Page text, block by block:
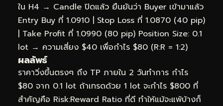
ใน H4 → Candle ปิดแล้ว ยืนยันว่า Buyer เข้ามาแล้ว
Entry Buy ที่ 1.0910 | Stop Loss ที่ 1.0870 (40 pip)
| Take Profit ที่ 1.0990 (80 pip) Position Size: 0.1
lot → ความเสี่ยง $40 เพื่อกำไร $80 (R:R = 1:2)
ผลลัพธ์
ราคาวิ่งขึ้นตรงๆ ถึง TP ภายใน 2 วันทำการ กำไร
$80 จาก 0.1 lot ถ้าเทรดด้วย 1 lot จะกำไร $800 ที่
สำคัญคือ Risk:Reward Ratio ที่ดี ทำให้แม้จะแพ้บ้างก็